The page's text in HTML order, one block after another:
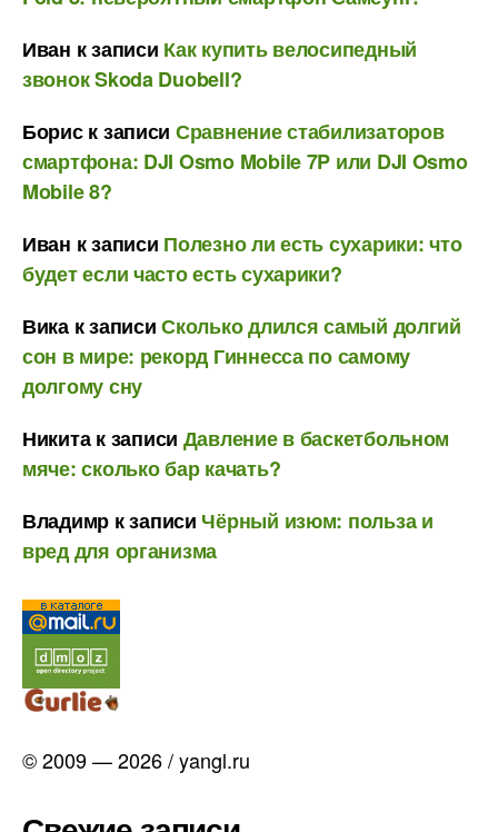
Иван к записи Как купить велосипедный
звонок Skoda Duobell?
Бориск записи Сравнение стабилизаторов
смартфона: DJI Osmo Mobile 7P или DJI Osmo
Mobile 8?
Иван к записи Полезно ли есть сухарики: что
будет если часто есть сухарики?
Викак записиСколько длился самый долгий
сон в мире: рекорд Гиннесса по самому
долгому сну
Никитак записи Давление в баскетбольном
мяче: сколько бар качать?
Владимр к записи Чёрный изюм: польза и
вред для организма
© 2009 — 2026 / yangl.ru